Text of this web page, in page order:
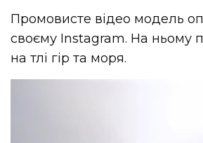
Промовисте відео модель
своєму Instagram. На ньому
на тлі гір та моря.